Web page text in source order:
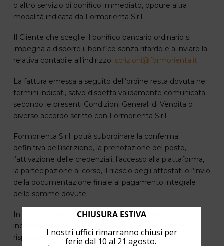
o altro servizio di bonifico immediato, oppure altra
modalità indicata da Formorienta S.r.l.
Il Cliente che sceglie il bonifico bancario ordinario si
impegna a disporre il bonifico senza ritardo e a inviare la
relativa contabile all’indirizzo iscrizioni@formorienta.it.
La fattura emessa a seguito dell’ordine resta dovuta nei
termini indicati, salvo disdetta validamente comunicata
secondo le presenti Condizioni Generali di Vendita o
diverso accordo scritto con Formorienta S.r.l.
Formorienta S.r.l. potrà subordinare la conferma
definitiva dell’iscrizione, la prenotazione del posto,
l’attivazione delle credenziali, l’accesso alla piattaforma,
la partecipazione al corso, il rilascio degli attestati o l’invio
della documentazione finale al pagamento integrale
delle somme dovute.
In caso di mancato pagamento, pagamento
incompleto, mancato invio della contabile o mancato
rispetto delle condizioni concordate, Formorienta S.r.l.
CHIUSURA ESTIVA
I nostri uffici rimarranno chiusi per
ferie dal 10 al 21 agosto.